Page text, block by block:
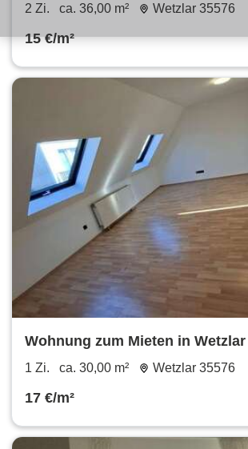
2 Zi. ca. 36,00 m² Wetzlar 35576
15 €/m²
Wohnung zum Mieten in Wetzlar
1 Zi. ca. 30,00 m² Wetzlar 35576
17 €/m²